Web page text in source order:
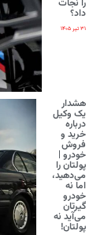
را نجات
داد؟
۳۱ تیر ۱۴۰۵
هشدار
یک وکیل
درباره
خرید و
فروش
خودرو |
پولتان را
می‌دهید،
اما نه
خودرو
گیرتان
می‌آید نه
پولتان!